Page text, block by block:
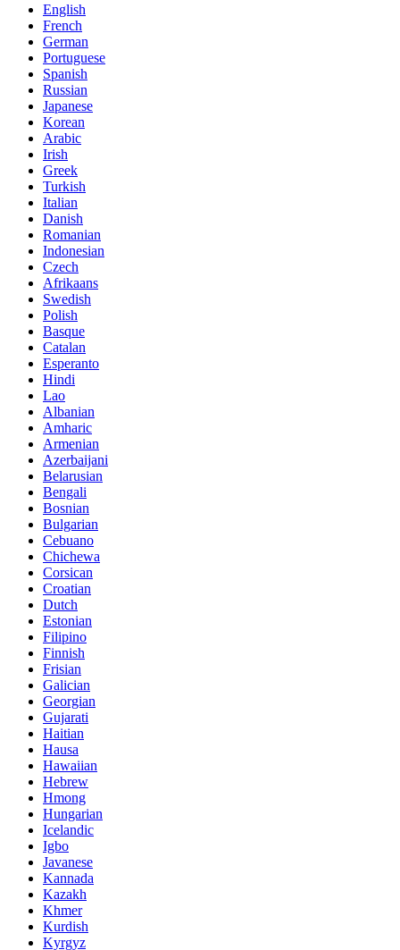
English
French
German
Portuguese
Spanish
Russian
Japanese
Korean
Arabic
Irish
Greek
Turkish
Italian
Danish
Romanian
Indonesian
Czech
Afrikaans
Swedish
Polish
Basque
Catalan
Esperanto
Hindi
Lao
Albanian
Amharic
Armenian
Azerbaijani
Belarusian
Bengali
Bosnian
Bulgarian
Cebuano
Chichewa
Corsican
Croatian
Dutch
Estonian
Filipino
Finnish
Frisian
Galician
Georgian
Gujarati
Haitian
Hausa
Hawaiian
Hebrew
Hmong
Hungarian
Icelandic
Igbo
Javanese
Kannada
Kazakh
Khmer
Kurdish
Kyrgyz